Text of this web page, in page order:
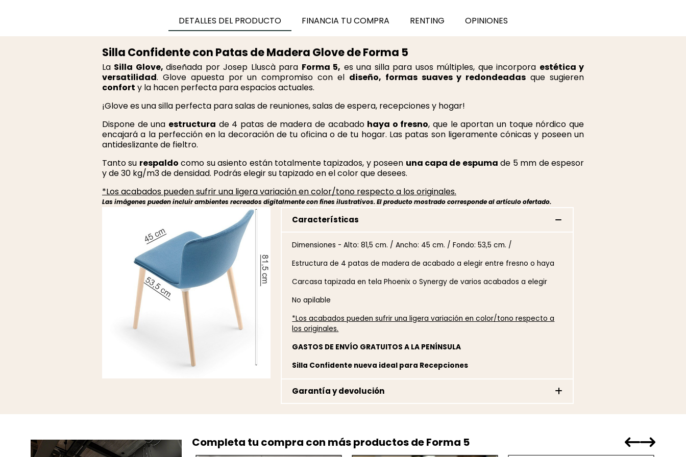
DETALLES DEL PRODUCTO FINANCIA TU COMPRA RENTING OPINIONES
Silla Confidente con Patas de Madera Glove de Forma 5
La Silla Glove,diseñada por Josep Lluscà para Forma 5, es una silla para usos múltiples, que incorpora estética y
versatilidad. Glove apuesta por un compromiso con el diseño, formas suaves y redondeadas que sugieren
confort y la hacen perfecta para espacios actuales.
¡Glove es una silla perfecta para salas de reuniones, salas de espera, recepciones y hogar!
Dispone de una estructura de 4 patas de madera de acabado haya o fresno, que le aportan un toque nórdico que
encajará a la perfección en la decoración de tu oficina o de tu hogar. Las patas son ligeramente cónicas y poseen un
antideslizante de fieltro.
Tanto su respaldo como su asiento están totalmente tapizados, y poseen una capa de espuma de 5 mm de espesor
y de 30 kg/m3 de densidad. Podrás elegir su tapizado en el color que desees.
*Los acabados pueden sufrir una ligera variación en color/tono respecto a los originales.
Las imágenes pueden incluir ambientes recreados digitalmente con fines ilustrativos. El producto mostrado corresponde al artículo ofertado.
Características
Dimensiones - Alto: 81,5 cm. / Ancho: 45 cm. / Fondo: 53,5 cm. /
Estructura de 4 patas de madera de acabado a elegir entre fresno o haya
Carcasa tapizada en tela Phoenix o Synergy de varios acabados a elegir
No apilable
*Los acabados pueden sufrir una ligera variación en color/tono respecto a
los originales.
GASTOS DE ENVÍO GRATUITOS A LA PENÍNSULA
Silla Confidente nueva ideal para Recepciones
Garantía y devolución
Completa tu compra con más productos de Forma 5